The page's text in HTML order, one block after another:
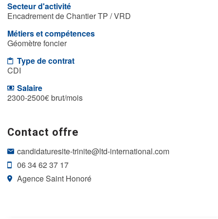
Secteur d'activité
Encadrement de Chantier TP / VRD
Métiers et compétences
Géomètre foncier
Type de contrat
CDI
Salaire
2300-2500€ brut/mois
Contact offre
candidaturesite-trinite@ltd-international.com
06 34 62 37 17
Agence Saint Honoré